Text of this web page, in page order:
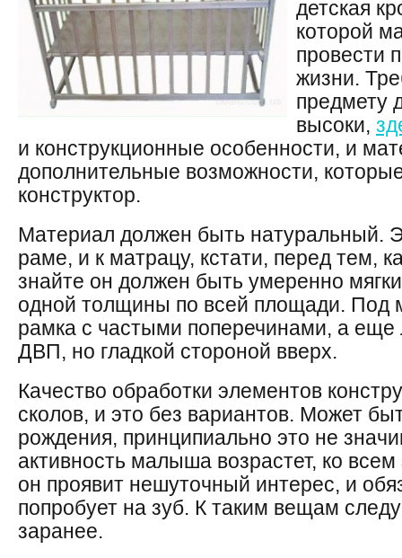
детская
которой
провести
жизни.
предмету
высоки,
и конструкционные особенности, и
дополнительные возможности,
конструктор.
Материал должен быть натуральный.
раме, и к матрацу, кстати, перед тем,
знайте он должен быть умеренно
одной толщины по всей площади. Под
рамка с частыми поперечинами, а
ДВП, но гладкой стороной вверх.
Качество обработки элементов
сколов, и это без вариантов. Может
рождения, принципиально это не
активность малыша возрастет, ко
он проявит нешуточный интерес, и
попробует на зуб. К таким вещам
заранее.